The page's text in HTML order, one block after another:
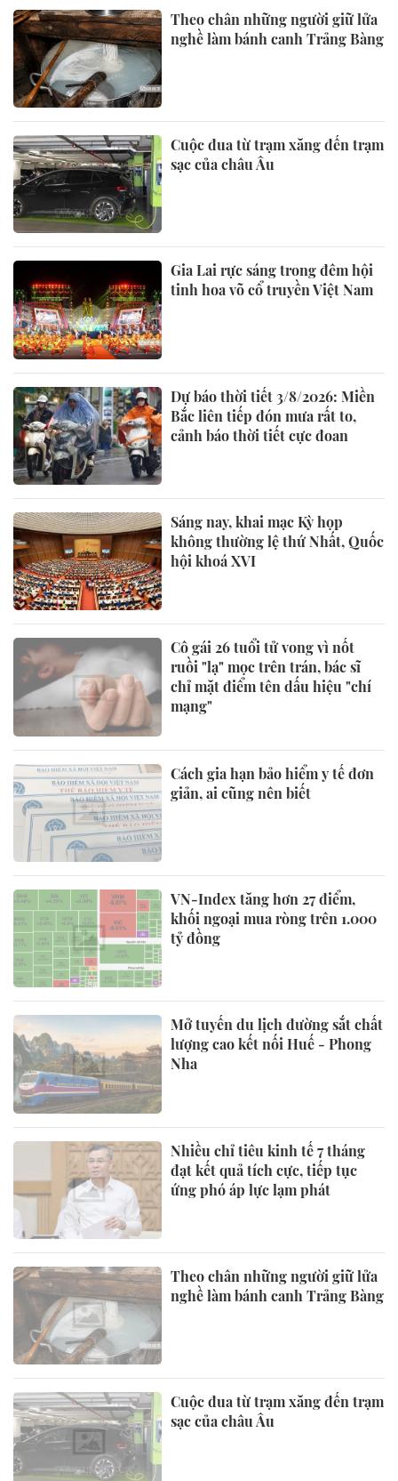
Theo chân những người giữ lửa
nghề làm bánh canh Trảng Bàng
Cuộc đua từ trạm xăng đến trạm
sạc của châu Âu
Gia Lai rực sáng trong đêm hội
tinh hoa võ cổ truyền Việt Nam
Dự báo thời tiết 3/8/2026: Miền
Bắc liên tiếp đón mưa rất to,
cảnh báo thời tiết cực đoan
Sáng nay, khai mạc Kỳ họp
không thường lệ thứ Nhất, Quốc
hội khoá XVI
Cô gái 26 tuổi tử vong vì nốt
ruồi "lạ" mọc trên trán, bác sĩ
chỉ mặt điểm tên dấu hiệu "chí
mạng"
Cách gia hạn bảo hiểm y tế đơn
giản, ai cũng nên biết
VN-Index tăng hơn 27 điểm,
khối ngoại mua ròng trên 1.000
tỷ đồng
Mở tuyến du lịch đường sắt chất
lượng cao kết nối Huế - Phong
Nha
Nhiều chỉ tiêu kinh tế 7 tháng
đạt kết quả tích cực, tiếp tục
ứng phó áp lực lạm phát
Theo chân những người giữ lửa
nghề làm bánh canh Trảng Bàng
Cuộc đua từ trạm xăng đến trạm
sạc của châu Âu